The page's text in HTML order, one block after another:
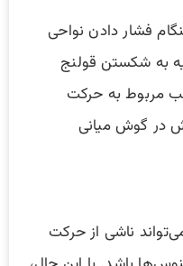
فشار دادن نواحی
به شکستن قولنج
مربوط به حرکت
در گوش میانی
ناشی از حرکت